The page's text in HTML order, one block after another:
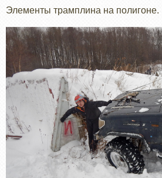
Элементы трамплина на полигоне.